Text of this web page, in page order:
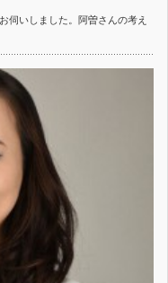
伺いしました。阿曽さんの考え